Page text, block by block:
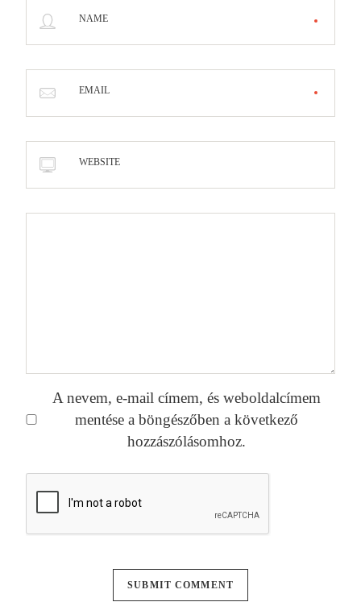
NAME
EMAIL
WEBSITE
A nevem, e-mail címem, és weboldalcímem
mentése a böngészőben a következő
hozzászólásomhoz.